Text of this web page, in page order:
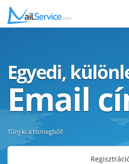
Egyedi,
Email
Tűnj ki a tömegből!